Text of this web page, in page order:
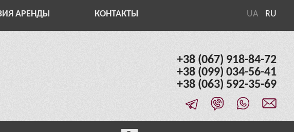
UA RU
АРЕНДЫ КОНТАКТЫ
+38 (067) 918-84-72
+38 (099) 034-56-41
+38 (063) 592-35-69